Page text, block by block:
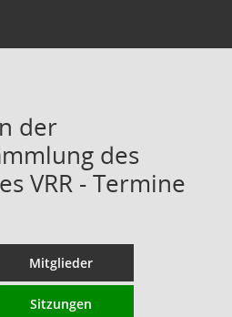
der
des
VRR - Termine
Mitglieder
Sitzungen